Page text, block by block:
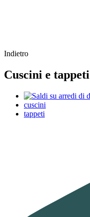
Indietro
Cuscini e tappeti
cuscini
tappeti